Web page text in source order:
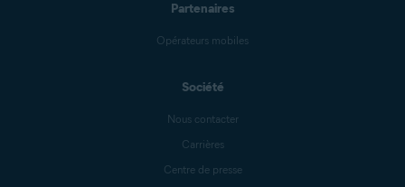
Partenaires
Opérateurs mobiles
Société
Nous contacter
Carrières
Centre de presse